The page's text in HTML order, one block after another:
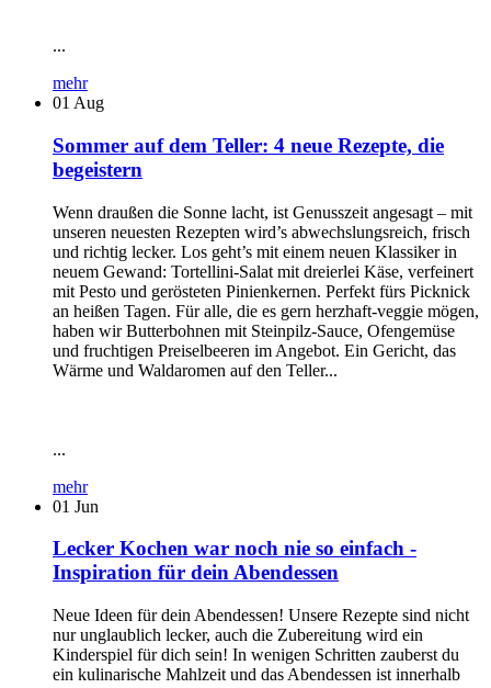
...
mehr
01 Aug
Sommer auf dem Teller: 4 neue Rezepte, die
begeistern
Wenn draußen die Sonne lacht, ist Genusszeit angesagt – mit
unseren neuesten Rezepten wird’s abwechslungsreich, frisch
und richtig lecker. Los geht’s mit einem neuen Klassiker in
neuem Gewand: Tortellini-Salat mit dreierlei Käse, verfeinert
mit Pesto und gerösteten Pinienkernen. Perfekt fürs Picknick
an heißen Tagen. Für alle, die es gern herzhaft-veggie mögen,
haben wir Butterbohnen mit Steinpilz-Sauce, Ofengemüse
und fruchtigen Preiselbeeren im Angebot. Ein Gericht, das
Wärme und Waldaromen auf den Teller...
...
mehr
01 Jun
Lecker Kochen war noch nie so einfach -
Inspiration für dein Abendessen
Neue Ideen für dein Abendessen! Unsere Rezepte sind nicht
nur unglaublich lecker, auch die Zubereitung wird ein
Kinderspiel für dich sein! In wenigen Schritten zauberst du
ein kulinarische Mahlzeit und das Abendessen ist innerhalb